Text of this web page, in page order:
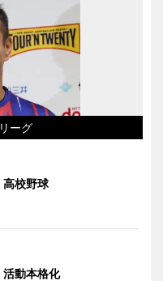
ーグ
校野球
活動本格化